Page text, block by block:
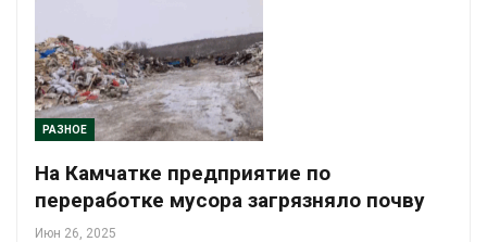
РАЗНОЕ
На Камчатке предприятие по
переработке мусора загрязняло почву
Июн 26, 2025